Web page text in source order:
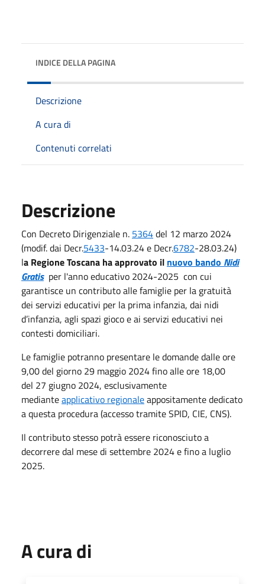
INDICE DELLA PAGINA
Descrizione
A cura di
Contenuti correlati
Descrizione
Con Decreto Dirigenziale n. 5364del 12 marzo 2024
(modif. dai Decr.5433-14.03.24 e Decr.6782-28.03.24)
la Regione Toscana ha approvato il nuovo bando Nidi
Gratisper l'anno educativo 2024-2025 con cui
garantisce un contributo alle famiglie per la gratuità
dei servizi educativi per la prima infanzia, dai nidi
d’infanzia, agli spazi gioco e ai servizi educativi nei
contesti domiciliari.
Le famiglie potranno presentare le domande dalle ore
9,00 del giorno 29 maggio 2024 fino alle ore 18,00
del 27 giugno 2024, esclusivamente
medianteapplicativo regionaleappositamente dedicato
a questa procedura (accesso tramite SPID, CIE, CNS).
Il contributo stesso potrà essere riconosciuto a
decorrere dal mese di settembre 2024 e fino a luglio
2025.
A cura di